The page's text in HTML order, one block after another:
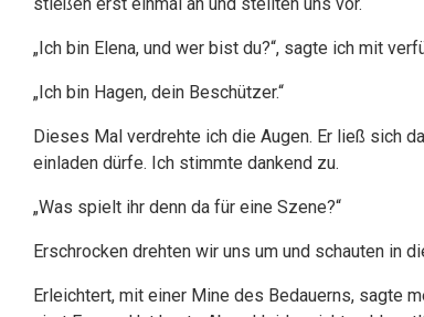
„Ich bin Elena, und wer bist du?“, sagte ich mit
„Ich bin Hagen, dein Beschützer.“
Dieses Mal verdrehte ich die Augen. Er ließ sich
einladen dürfe. Ich stimmte dankend zu.
„Was spielt ihr denn da für eine Szene?“
Erschrocken drehten wir uns um und schauten in
Erleichtert, mit einer Mine des Bedauerns, sagte